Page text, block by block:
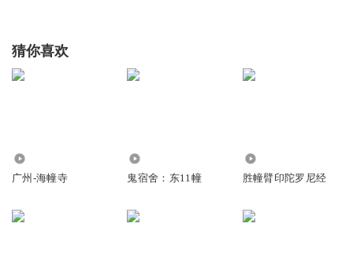
猜你喜欢
广州-海幢寺 鬼宿舍：东11幢 胜幢臂印陀罗尼经